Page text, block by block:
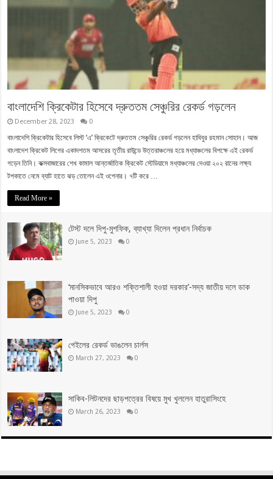
বাংলাদেশি ক্রিকেটার হিসেবে দ্রুততম সেঞ্চুরির রেকর্ড গড়লেন
December 28, 2023 0
বাংলাদেশি ক্রিকেটার হিসেবে লিস্ট ‘এ’ ক্রিকেটে দ্রুততম সেঞ্চুরির রেকর্ড গড়লেন হাবিবুর রহমান সোহান। আজ
বাংলাদেশ ক্রিকেট লিগের একাদশতম আসরের তৃতীয় রাউন্ডে উত্তরাঞ্চলের হয়ে মধ্যাঞ্চলের বিপক্ষে এই রেকর্ড
গড়েন তিনি। কক্সবাজারের শেখ কামাল আন্তর্জাতিক ক্রিকেট স্টেডিয়ামে মধ্যাঞ্চলের দেওয়া ২০২ রানের লক্ষ্য
টপকাতে নেমে ব্যাট হাতে ঝড় তোলেন এই ওপেনার। ৭টি করে …
Read More »
টেস্ট দলে দিপু-মুশফিক, ব্যাখ্যা দিলেন প্রধান নির্বাচক
June 5, 2023 0
‘মানসিকভাবে আরও শক্তিশালী হওয়া দরকার’-সদ্য জাতীয় দলে ডাক
পাওয়া দিপু
June 5, 2023 0
গেইলের রেকর্ড ভাঙলেন চার্লস
March 27, 2023 0
সাকিব-লিটনদের ছাড়পত্রের বিষয়ে মুখ খুললেন হাতুরাসিংহে
March 26, 2023 0